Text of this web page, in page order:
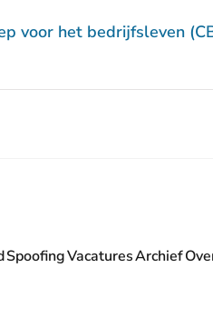
voor het bedrijfsleven
Rechtspraak.nl
- U verlaat Rechtspraak.nl
SpoofingVacatures
- U verlaatArchief